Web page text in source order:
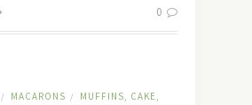
0
/ MACARONS /
MUFFINS, CAKE,